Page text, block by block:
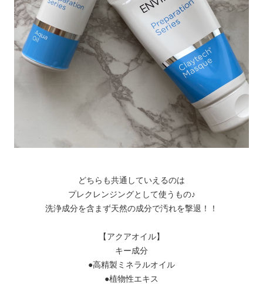
どちらも共通していえるのは
プレクレンジングとして使うもの♪
洗浄成分を含まず天然の成分で汚れを撃退！！
【アクアオイル】
キー成分
●高精製ミネラルオイル
●植物性エキス